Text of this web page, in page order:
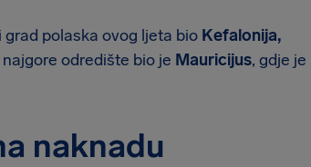
polaska ovog ljeta bio Kefalonija,
odredište bio je Mauricijus, gdje je
naknadu